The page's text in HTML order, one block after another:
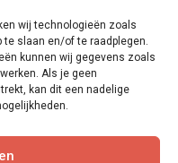
wij technologieën zoals
slaan en/of te raadplegen.
kunnen wij gegevens zoals
Als je geen
kan dit een nadelige